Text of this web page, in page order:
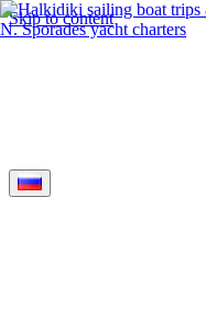
Skip to content